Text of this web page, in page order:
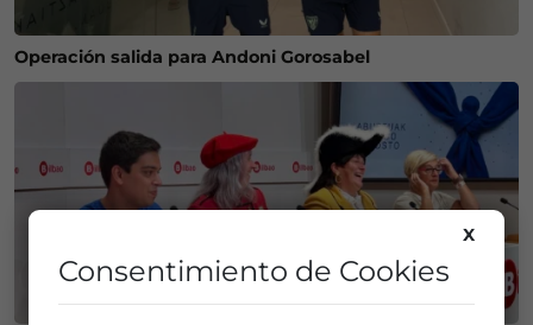
Operación salida para Andoni Gorosabel
X
Consentimiento de Cookies